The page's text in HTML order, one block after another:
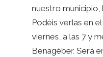
nuestro municipio,
Podéis verlas en
viernes, a las 7 y
Benagéber. Será